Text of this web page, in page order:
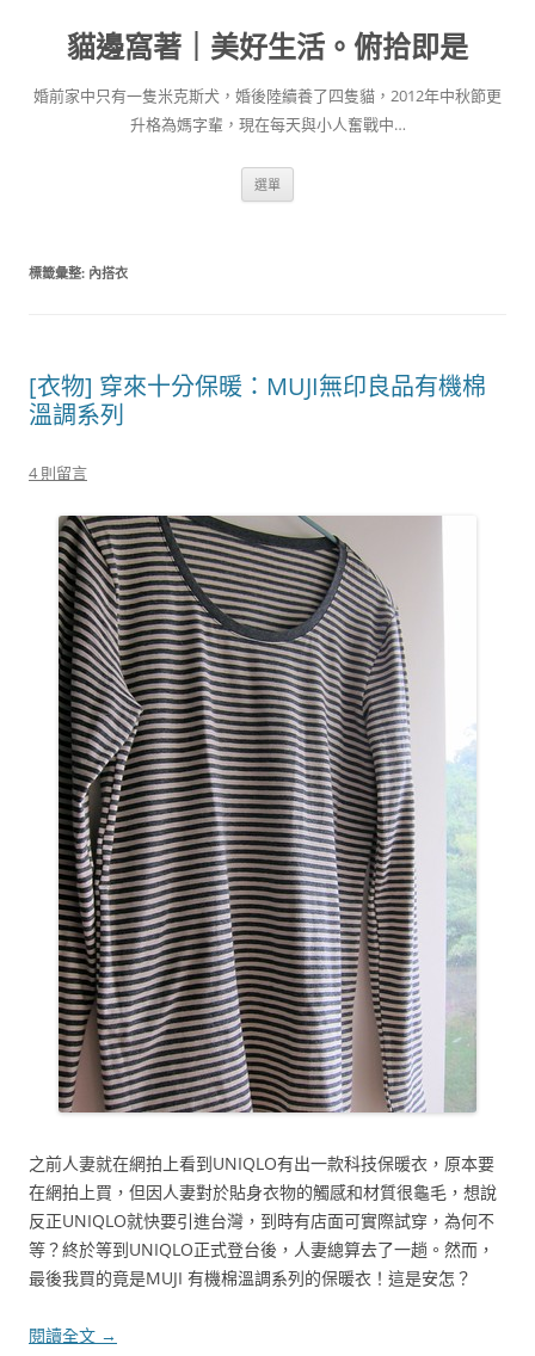
容
貓邊窩著｜美好生活。俯拾即是
婚前家中只有一隻米克斯犬，婚後陸續養了四隻貓，2012年中秋節更
升格為媽字輩，現在每天與小人奮戰中…
選單
標籤彙整: 內搭衣
[衣物] 穿來十分保暖：MUJI無印良品有機棉
溫調系列
4 則留言
之前人妻就在網拍上看到UNIQLO有出一款科技保暖衣，原本要
在網拍上買，但因人妻對於貼身衣物的觸感和材質很龜毛，想說
反正UNIQLO就快要引進台灣，到時有店面可實際試穿，為何不
等？終於等到UNIQLO正式登台後，人妻總算去了一趟。然而，
最後我買的竟是MUJI 有機棉溫調系列的保暖衣！這是安怎？
閱讀全文 →